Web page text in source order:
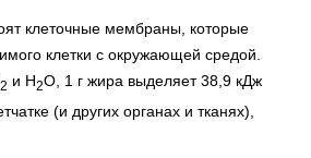
клеточные мембраны, которые
клетки с окружающей средой.
2 и Н2O, 1 г жира выделяет 38,9 кДж
(и других органах и тканях),